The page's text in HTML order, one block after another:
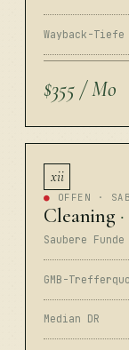
Wayback-Tiefe
$355 / Mo
xii
● OFFEN · SAB
Cleaning
Saubere
GMB-
Median DR